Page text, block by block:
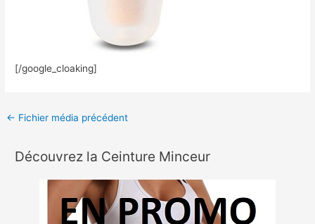
[/google_cloaking]
← Fichier média précédent
Découvrez la Ceinture Minceur